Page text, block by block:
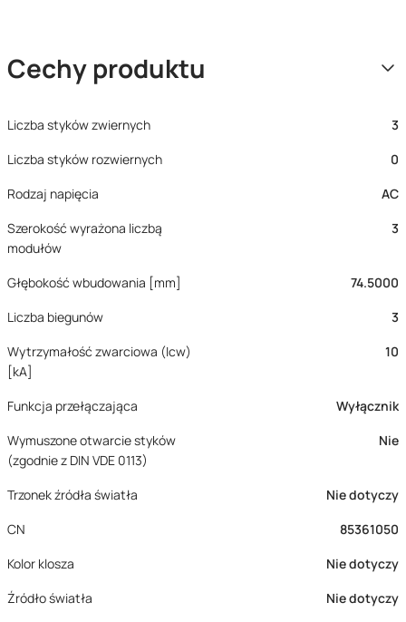
Cechy produktu
Liczba styków zwiernych
3
Liczba styków rozwiernych
0
Rodzaj napięcia
AC
Szerokość wyrażona liczbą
modułów
3
Głębokość wbudowania [mm]
74.5000
Liczba biegunów
3
Wytrzymałość zwarciowa (Icw)
[kA]
10
Funkcja przełączająca
Wyłącznik
Wymuszone otwarcie styków
(zgodnie z DIN VDE 0113)
Nie
Trzonek źródła światła
Nie dotyczy
CN
85361050
Kolor klosza
Nie dotyczy
Źródło światła
Nie dotyczy